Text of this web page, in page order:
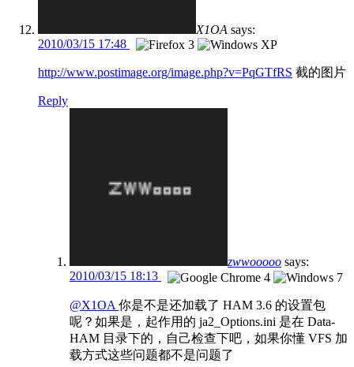
X1OA says:
2010/03/15 17:48
http://www.postimage.org/image.php?v=PqGTfRS 截的图片
Reply
zwwooooo says:
2010/03/15 18:13
@X1OA 你是不是还加载了 HAM 3.6 的设置包
呢？如果是，起作用的 ja2_Options.ini 是在 Data-
HAM 目录下的，自己检查下吧，如果你懂 VFS 加
载方式这些问题都不是问题了